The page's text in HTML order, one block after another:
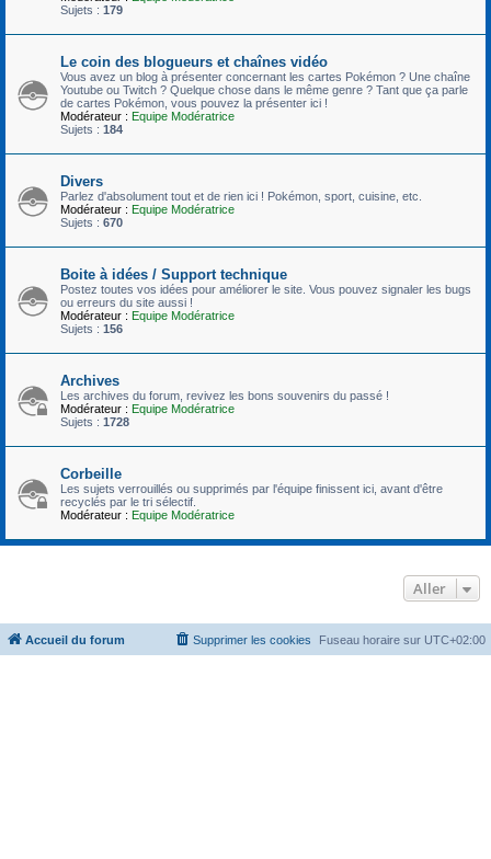
Sujets : 179
Le coin des blogueurs et chaînes vidéo
Vous avez un blog à présenter concernant les cartes Pokémon ? Une chaîne
Youtube ou Twitch ? Quelque chose dans le même genre ? Tant que ça parle
de cartes Pokémon, vous pouvez la présenter ici !
Modérateur : Equipe Modératrice
Sujets : 184
Divers
Parlez d'absolument tout et de rien ici ! Pokémon, sport, cuisine, etc.
Modérateur : Equipe Modératrice
Sujets : 670
Boite à idées / Support technique
Postez toutes vos idées pour améliorer le site. Vous pouvez signaler les bugs
ou erreurs du site aussi !
Modérateur : Equipe Modératrice
Sujets : 156
Archives
Les archives du forum, revivez les bons souvenirs du passé !
Modérateur : Equipe Modératrice
Sujets : 1728
Corbeille
Les sujets verrouillés ou supprimés par l'équipe finissent ici, avant d'être
recyclés par le tri sélectif.
Modérateur : Equipe Modératrice
Aller
Accueil du forum Fuseau horaire sur UTC+02:00
Supprimer les cookies